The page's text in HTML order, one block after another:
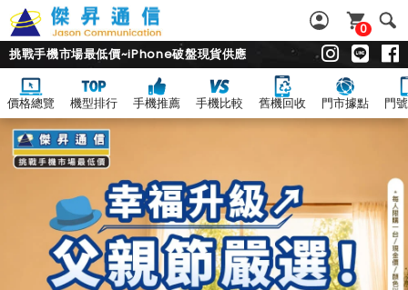
0
挑戰手機市場最低價~iPhone破盤現貨供應
價格總覽 機型排行 手機推薦 手機比較 舊機回收 門市據點 門